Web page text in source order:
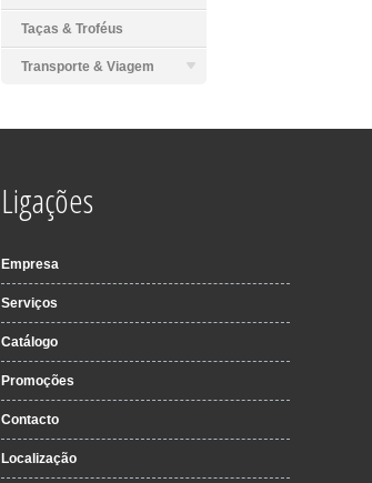
Taças & Troféus
Transporte & Viagem
Ligações
Empresa
Serviços
Catálogo
Promoções
Contacto
Localização